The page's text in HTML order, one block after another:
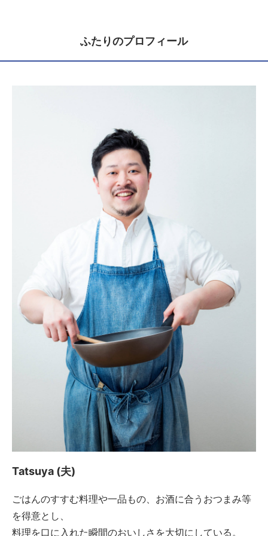
ふたりのプロフィール
Tatsuya (夫)
ごはんのすすむ料理や一品もの、お酒に合うおつまみ等
を得意とし、
料理を口に入れた瞬間のおいしさを大切にしている。